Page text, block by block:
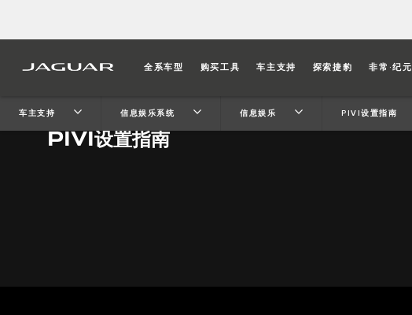
全系车型 购买工具 车主支持 探索捷豹 非常·纪元
车主支持 信息娱乐系统 信息娱乐 PIVI设置指南
Pivi设置指南